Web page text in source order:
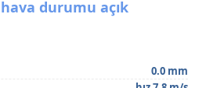
hava durumu açık
0.0 mm